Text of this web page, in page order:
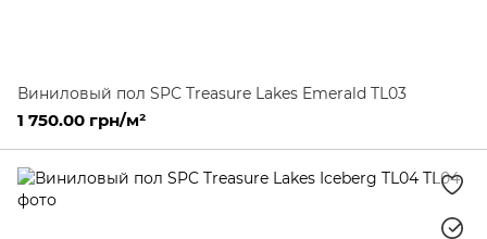
Виниловый пол SPC Treasure Lakes Emerald TL03
1 750.00 грн/м²